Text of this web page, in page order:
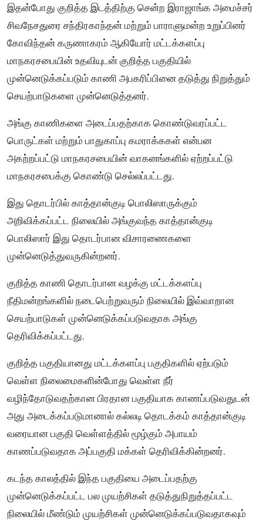
இதன்போது குறித்த இடத்திற்கு சென்ற இராஜாங்க அமைச்சர்
சிவநேசதுரை சந்திரகாந்தன் மற்றும் பாராளுமன்ற உறுப்பினர்
கோவிந்தன் கருணாகரம் ஆகியோர் மட்டக்களப்பு
மாநகரசபையின் உதவியுடன் குறித்த பகுதியில்
முன்னெடுக்கப்படும் காணி அபகரிப்பினை தடுத்து நிறுத்தும்
செயற்பாடுகளை முன்னெடுத்தனர்.
அங்கு காணிகளை அடைப்பதற்காக கொண்டுவரப்பட்ட
பொருட்கள் மற்றும் பாதுகாப்பு கமராக்ககள் என்பன
அகற்றப்பட்டு மாநகரசபையின் வாகனங்களில் ஏற்றப்பட்டு
மாநகரசபைக்கு கொண்டு செல்லப்பட்டது.
இது தொடர்பில் காத்தான்குடி பொலிஸாருக்கும்
அறிவிக்கப்பட்ட நிலையில் அங்குவந்த காத்தான்குடி
பொலிஸார் இது தொடர்பான விசாரணைகளை
முன்னெடுத்துவருகின்றனர்.
குறித்த காணி தொடர்பான வழக்கு மட்டக்களப்பு
நீதிமன்றங்களில் நடைபெற்றுவரும் நிலையில் இவ்வாறான
செயற்பாடுகள் முன்னெடுக்கப்படுவதாக அங்கு
தெரிவிக்கப்பட்டது.
குறித்த பகுதியானது மட்டக்களப்பு பகுதிகளில் ஏற்படும்
வெள்ள நிலைமைகளின்போது வெள்ள நீர்
வழிந்தோடுவதற்கான பிரதான பகுதியாக காணப்படுவதுடன்
அது அடைக்கப்படுமானால் கல்லடி தொடக்கம் காத்தான்குடி
வரையான பகுதி வெள்ளத்தில் மூழ்கும் அபாயம்
காணப்படுவதாக அப்பகுதி மக்கள் தெரிவிக்கின்றனர்.
கடந்த காலத்தில் இந்த பகுதியை அடைப்பதற்கு
முன்னெடுக்கப்பட்ட பல முயற்சிகள் தடுத்துநிறுத்தப்பட்ட
நிலையில் மீண்டும் முயற்சிகள் முன்னெடுக்கப்படுவதாகவும்